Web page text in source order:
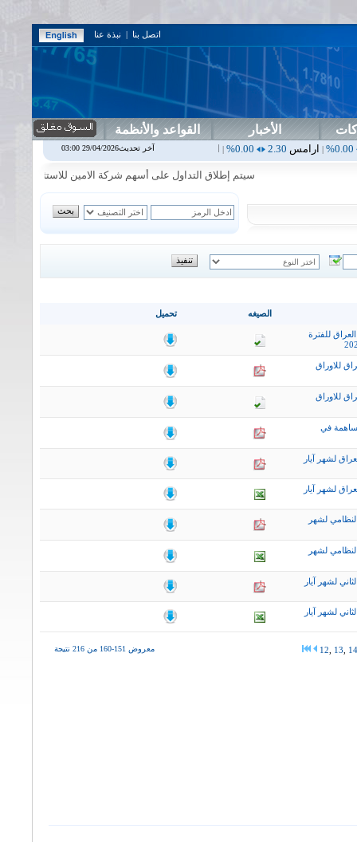
اتصل بنا | نبذة عنا
الأخبار القواعد والأنظمة
2.30
|اربيل 0.00 اس بنك0.00
0.00%
|اسفنج
سيتم إطلاق التداول على أسهم شركة الامين للاستثمار المالي في
تحميل الصيغه
للفترة
للاوراق
للاوراق
في
لشهر آيار
لشهر آيار
لشهر
لشهر
لشهر آيار
لشهر آيار
معروض 151-160 من 216 نتيجة 12 13 14